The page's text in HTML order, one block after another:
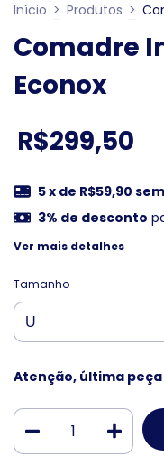
Início > Produtos >
Comadre
Econox
R$299,50
5x de R$59,90
3% de desconto
Ver mais detalhes
Tamanho
Atenção, última